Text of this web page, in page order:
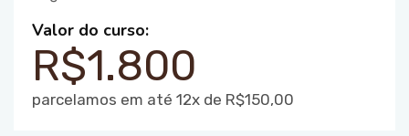
Valor do curso:
R$1.800
parcelamos em até 12x de R$150,00